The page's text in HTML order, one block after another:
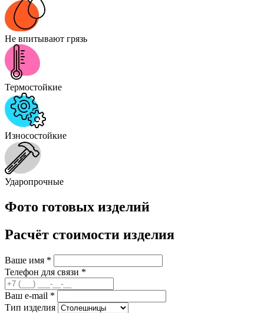
Не впитывают грязь
Термостойкие
Износостойкие
Ударопрочные
Фото готовых изделий
Расчёт стоимости изделия
Ваше имя *
Телефон для связи *
Ваш e-mail *
Тип изделия